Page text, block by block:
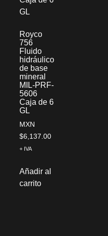
Royco
756
Fluido
hidráulico
de base
mineral
MIL-PRF-
5606
Caja de 6
GL
MXN
$6,137.00
+ IVA
Añadir al
carrito